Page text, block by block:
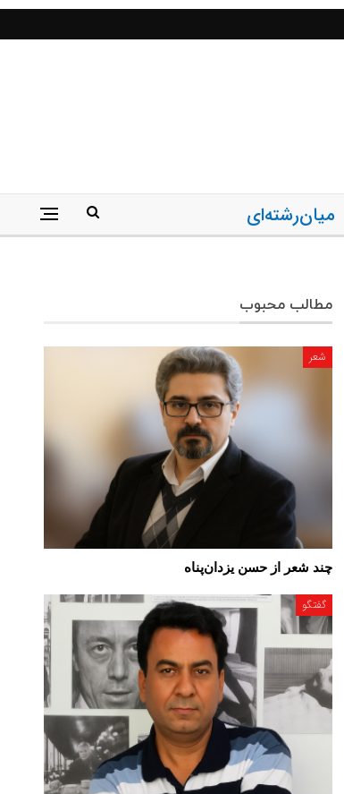
میان‌رشته‌ای
مطالب محبوب
شعر
چند شعر از حسن یزدان‌پناه
گفتگو